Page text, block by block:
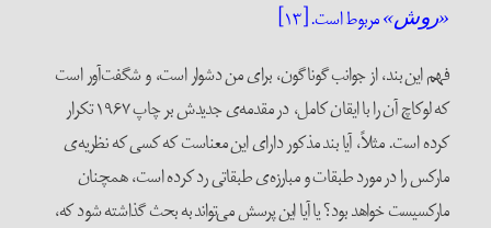
«روش»مربوط است. [۱۳]
فهم این بند، از جوانب گوناگون، برای من دشوار است، و شگفت‌آور است
که لوکاچ آن را با ایقان کامل، در مقدمه‌ی جدیدش بر چاپ ۱۹۶۷ تکرار
کرده است. مثلاً، آیا بند مذکور دارای این معناست که کسی که نظریه‌ی
مارکس را در مورد طبقات و مبارزه‌ی طبقاتی رد کرده است، همچنان
مارکسیست خواهد بود؟ یا آیا این پرسش می‌تواند به بحث گذاشته شود که،